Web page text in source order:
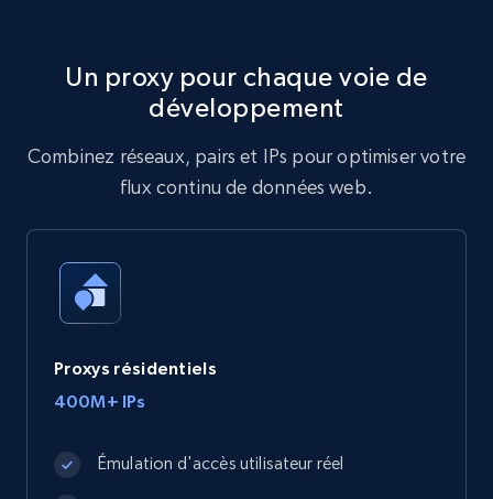
Un proxy pour chaque voie de
développement
Combinez réseaux, pairs et IPs pour optimiser votre
flux continu de données web.
Proxys résidentiels
400M+ IPs
Émulation d'accès utilisateur réel